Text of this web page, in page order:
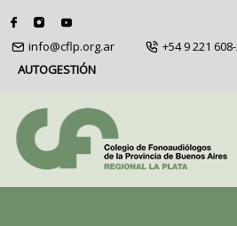
info@cflp.org.ar
+54 9 221
AUTOGESTIÓN